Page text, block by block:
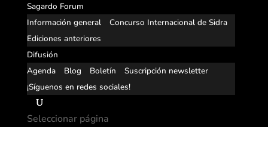
Sagardo Forum
Información general
Concurso Internacional de Sidra
Ediciones anteriores
Difusión
Agenda
Blog Boletín
Suscripción newsletter
¡Síguenos en redes sociales!
Seleccionar página